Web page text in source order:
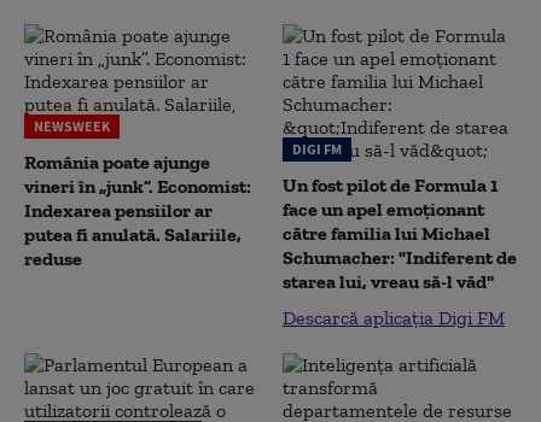
NEWSWEEK
România poate ajunge
vineri în „junk”. Economist:
Indexarea pensiilor ar
putea fi anulată. Salariile,
reduse
DIGI FM
Un fost pilot de Formula 1
face un apel emoționant
către familia lui Michael
Schumacher: "Indiferent de
starea lui, vreau să-l văd"
Descarcă aplicația Digi FM